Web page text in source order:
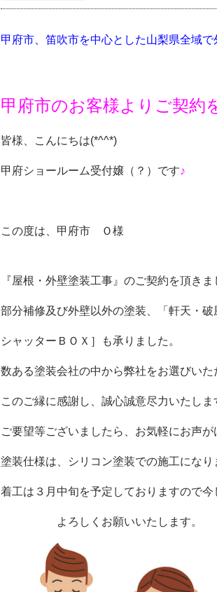
甲府市、笛吹市を中心とした山梨県全域
甲府市のお客様よりご契約
皆様、こんにちは(*^^*)
甲府ショールーム受付嬢（？）です♪
この度は、甲府市 Ｏ様
『屋根・外壁塗装工事』のご契約を頂き
部分補修及び外壁以外の塗装、「軒天・
シャッターＢＯＸ］も承りました。
数ある塗装会社の中から弊社をお選びい
このご縁に感謝し、誠心誠意尽力いたしま
ご要望等ございましたら、お気軽にお声が
塗装仕様は、シリコン塗装での施工になり
着工は３月中旬を予定しておりますので今
よろしくお願いいたします。